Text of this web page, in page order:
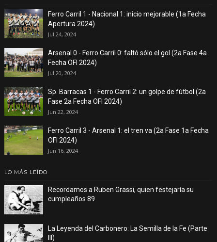
Ferro Carril 1 - Nacional 1: inicio mejorable (1a Fecha
Apertura 2024)
Jul 24, 2024
Arsenal 0 - Ferro Carril 0: faltó sólo el gol (2a Fase 4a
Fecha OFI 2024)
Jul 20, 2024
Sp. Barracas 1 - Ferro Carril 2: un golpe de fútbol (2a
Fase 2a Fecha OFI 2024)
Jun 22, 2024
Ferro Carril 3 - Arsenal 1: el tren va (2a Fase 1a Fecha
OFI 2024)
Jun 16, 2024
LO MÁS LEÍDO
Recordamos a Ruben Grassi, quien festejaría su
cumpleaños 89
La Leyenda del Carbonero: La Semilla de la Fe (Parte
III)